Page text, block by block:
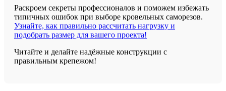
Раскроем секреты профессионалов и поможем избежать
типичных ошибок при выборе кровельных саморезов.
Узнайте, как правильно рассчитать нагрузку и
подобрать размер для вашего проекта!
Читайте и делайте надёжные конструкции с
правильным крепежом!